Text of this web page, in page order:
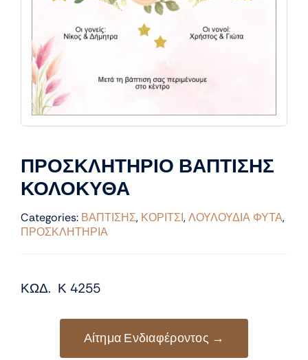
ΠΡΟΣΚΛΗΤΗΡΙΟ ΒΑΠΤΙΣΗΣ
ΚΟΛΟΚΥΘΑ
Categories: ΒΑΠΤΙΣΗΣ, ΚΟΡΙΤΣΙ,ΛΟΥΛΟΥΔΙΑ ΦΥΤΑ,
ΠΡΟΣΚΛΗΤΗΡΙΑ
ΚΩΔ. Κ 4255
Αίτημα Ενδιαφέροντος →